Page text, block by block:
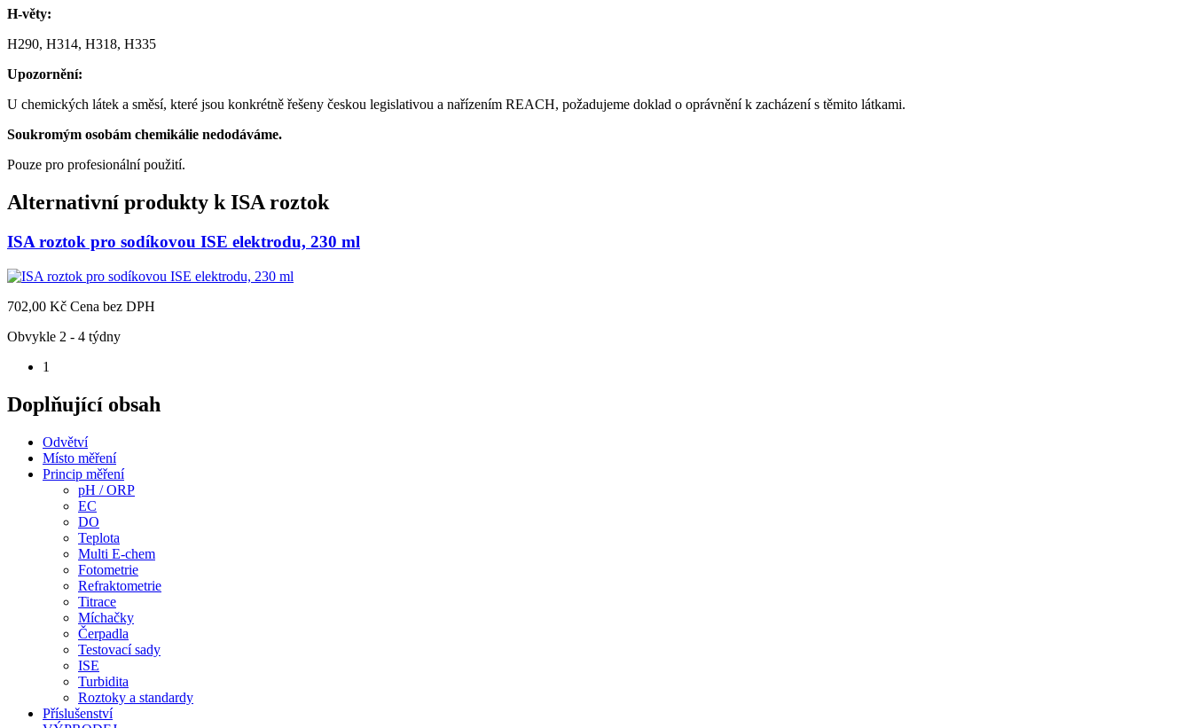
H-věty:
H290, H314, H318, H335
Upozornění:
U chemických látek a směsí, které jsou konkrétně řešeny českou legislativou a nařízením REACH, požadujeme doklad o oprávnění k zacházení s těmito látkami.
Soukromým osobám chemikálie nedodáváme.
Pouze pro profesionální použití.
Alternativní produkty k ISA roztok
ISA roztok pro sodíkovou ISE elektrodu, 230 ml
702,00 Kč Cena bez DPH
Obvykle 2 - 4 týdny
1
Doplňující obsah
Odvětví
Místo měření
Princip měření
pH / ORP
EC
DO
Teplota
Multi E-chem
Fotometrie
Refraktometrie
Titrace
Míchačky
Čerpadla
Testovací sady
ISE
Turbidita
Roztoky a standardy
Příslušenství